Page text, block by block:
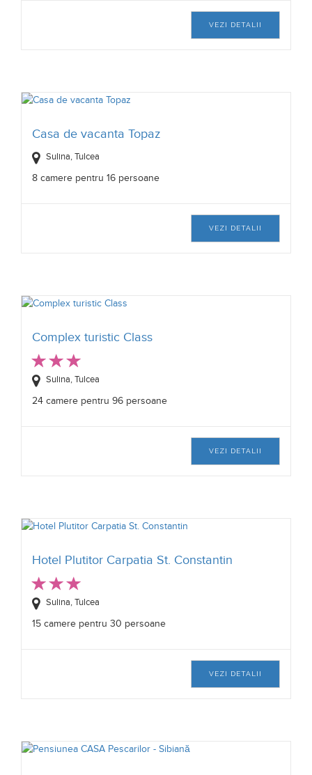
VEZI DETALII
Casa de vacanta Topaz
Sulina, Tulcea
8 camere pentru 16 persoane
VEZI DETALII
Complex turistic Class
Sulina, Tulcea
24 camere pentru 96 persoane
VEZI DETALII
Hotel Plutitor Carpatia St. Constantin
Sulina, Tulcea
15 camere pentru 30 persoane
VEZI DETALII